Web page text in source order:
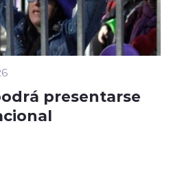
presentarse